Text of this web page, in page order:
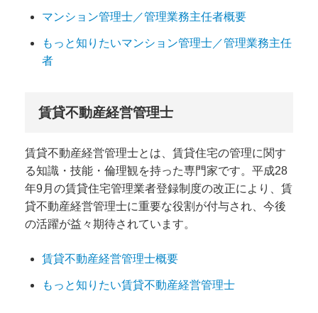
マンション管理士／管理業務主任者概要
もっと知りたいマンション管理士／管理業務主任
者
賃貸不動産経営管理士
賃貸不動産経営管理士とは、賃貸住宅の管理に関す
る知識・技能・倫理観を持った専門家です。平成28
年9月の賃貸住宅管理業者登録制度の改正により、賃
貸不動産経営管理士に重要な役割が付与され、今後
の活躍が益々期待されています。
賃貸不動産経営管理士概要
もっと知りたい賃貸不動産経営管理士